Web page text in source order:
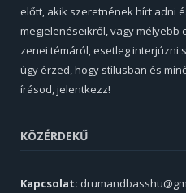
előtt, akik szeretnének hírt adni
megjelenéseikről, vagy mélyebb
zenei témáról, esetleg interjúzni
úgy érzed, hogy stílusban és
írásod, jelentkezz!
KÖZÉRDEKŰ
Kapcsolat: